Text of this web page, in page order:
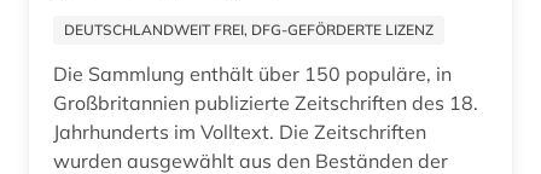
humanbiologie (1)
hydrologie (1)
DEUTSCHLANDWEIT FREI, DFG-GEFÖRDERTE LIZENZ
Die Sammlung enthält über 150 populäre, in
Großbritannien publizierte Zeitschriften des 18.
Jahrhunderts im Volltext. Die Zeitschriften
wurden ausgewählt aus den Beständen der